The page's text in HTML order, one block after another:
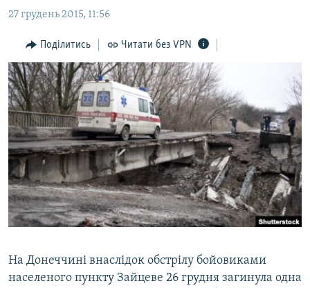
основної
навігації
Перейти
до
пошуку
БЛОГИ
ПОГЛЯД
ІНТЕРВ'Ю
ВСЕ ЗА ДЕНЬ
СПЕЦПРОЕКТИ
ДЕПОРТАЦІЯ
ВІДЕОУРОКИ «ELIFBE»
СВІДЧЕННЯ ОКУПАЦІЇ
УКРАЇНСЬКА ПРОБЛЕМА КРИМУ
ЯК ОБІЙТИ БЛОКУВАННЯ
Русский
Qırımtatar
27 грудень 2015, 11:56
Поділитись Читати без VPN
На Донеччині внаслідок обстрілу бойовиками
населеного пункту Зайцеве 26 грудня загинула одна